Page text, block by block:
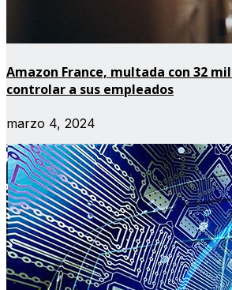
Amazon France, multada con 32
controlar a sus empleados
marzo 4, 2024